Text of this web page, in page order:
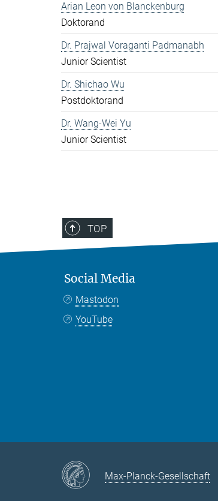
Arian Leon von Blanckenburg
Doktorand
Dr. Prajwal Voraganti Padmanabh
Junior Scientist
Dr. Shichao Wu
Postdoktorand
Dr. Wang-Wei Yu
Junior Scientist
TOP
Social Media
Mastodon
YouTube
Max-Planck-Gesellschaft